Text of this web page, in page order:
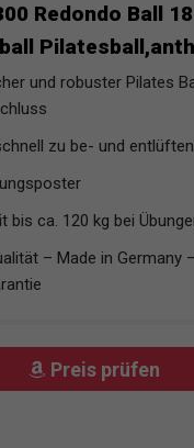
Redondo Ball
und robuster Pilates
zu be- und entlüften
bis ca. 120 kg bei
– Made in Germany
Preis prüfen